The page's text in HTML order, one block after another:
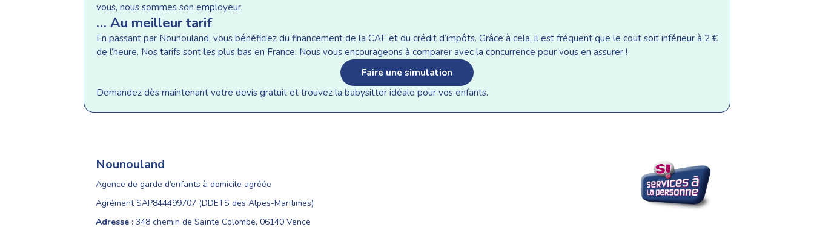
vous, nous sommes son employeur.
… Au meilleur tarif
En passant par Nounouland, vous bénéficiez du financement de la CAF et du crédit d’impôts. Grâce à cela, il est fréquent que le cout soit inférieur à 2 €
de l’heure. Nos tarifs sont les plus bas en France. Nous vous encourageons à comparer avec la concurrence pour vous en assurer !
Faire une simulation
Demandez dès maintenant votre devis gratuit et trouvez la babysitter idéale pour vos enfants.
Nounouland
Agence de garde d’enfants à domicile agréée
Agrément SAP844499707 (DDETS des Alpes-Maritimes)
Adresse : 348 chemin de Sainte Colombe, 06140 Vence